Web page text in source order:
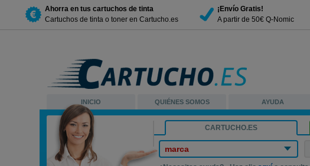
Ahorra en tus cartuchos de tinta
Cartuchos de tinta o toner en Cartucho.es
¡Envío Gratis!
A partir de 50€ Q-Nomic
INICIO QUIÉNES SOMOS AYUDA
CARTUCHO.ES
marca